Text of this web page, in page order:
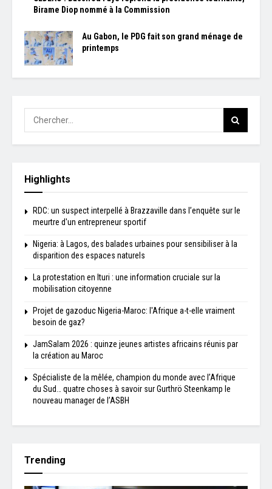
Birame Diop nommé à la Commission
Au Gabon, le PDG fait son grand ménage de
printemps
Highlights
RDC: un suspect interpellé à Brazzaville dans l’enquête sur le
meurtre d'un entrepreneur sportif
Nigeria: à Lagos, des balades urbaines pour sensibiliser à la
disparition des espaces naturels
La protestation en Ituri : une information cruciale sur la
mobilisation citoyenne
Projet de gazoduc Nigeria-Maroc: l'Afrique a-t-elle vraiment
besoin de gaz?
JamSalam 2026 : quinze jeunes artistes africains réunis par
la création au Maroc
Spécialiste de la mêlée, champion du monde avec l’Afrique
du Sud… quatre choses à savoir sur Gurthrö Steenkamp le
nouveau manager de l’ASBH
Trending